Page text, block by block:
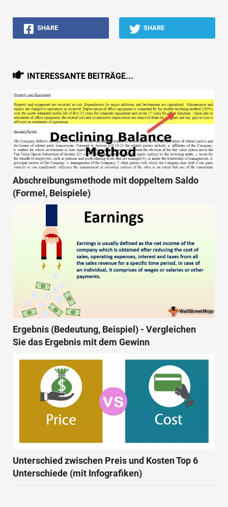
SHARE SHARE
INTERESSANTE BEITRÄGE...
Abschreibungsmethode mit doppeltem Saldo
(Formel, Beispiele)
Ergebnis (Bedeutung, Beispiel) - Vergleichen
Sie das Ergebnis mit dem Gewinn
Unterschied zwischen Preis und Kosten Top 6
Unterschiede (mit Infografiken)